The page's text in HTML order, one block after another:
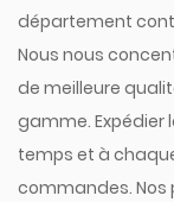
département
Nous nous
de meilleure
gamme. Expédier
temps et à
commandes. Nos